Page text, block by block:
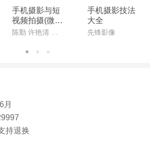
手机摄影与短
视频拍摄(微课
版)
手机摄影技法
大全
先锋影像
月
持退换